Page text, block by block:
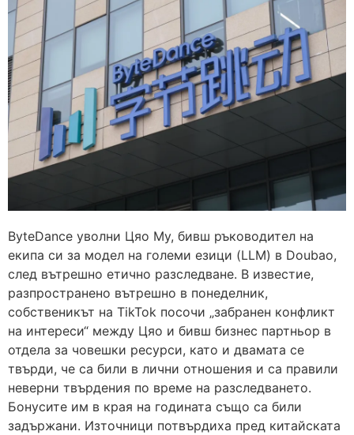
ByteDance уволни Цяо Му, бивш ръководител на
екипа си за модел на големи езици (LLM) в Doubao,
след вътрешно етично разследване. В известие,
разпространено вътрешно в понеделник,
собственикът на TikTok посочи „забранен конфликт
на интереси“ между Цяо и бивш бизнес партньор в
отдела за човешки ресурси, като и двамата се
твърди, че са били в лични отношения и са правили
неверни твърдения по време на разследването.
Бонусите им в края на годината също са били
задържани. Източници потвърдиха пред китайската